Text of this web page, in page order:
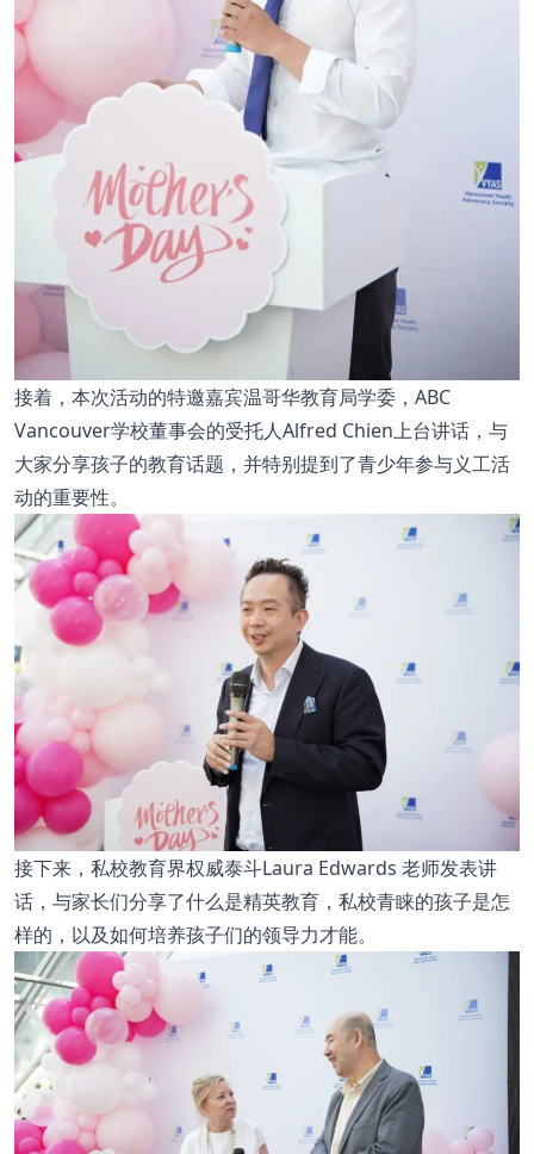
接着，本次活动的特邀嘉宾温哥华教育局学委，ABC
Vancouver学校董事会的受托人Alfred Chien上台讲话，与
大家分享孩子的教育话题，并特别提到了青少年参与义工活
动的重要性。
接下来，私校教育界权威泰斗Laura Edwards 老师发表讲
话，与家长们分享了什么是精英教育，私校青睐的孩子是怎
样的，以及如何培养孩子们的领导力才能。